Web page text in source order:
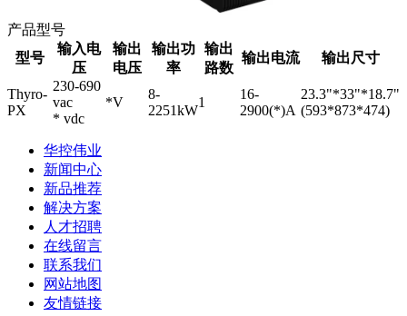
产品型号
型号
输入电
压
输出
电压
输出功
率
输出
路数
输出电流 输出尺寸
Thyro-
PX
230-690
vac
* vdc
*V
8-
2251kW
1
16-
2900(*)A
23.3"*33"*18.7"
(593*873*474)
华控伟业
新闻中心
新品推荐
解决方案
人才招聘
在线留言
联系我们
网站地图
友情链接